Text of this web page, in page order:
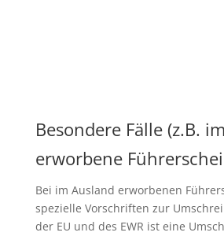
Besondere Fälle (z.B.
erworbene
Bei im Ausland erworbenen
spezielle Vorschriften zur
der EU und des EWR ist eine